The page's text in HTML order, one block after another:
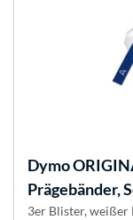
Dymo
Prägebänder,
3er Blister, weißer